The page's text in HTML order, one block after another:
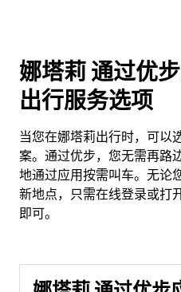
娜塔莉 通过优
出行服务选项
当您在娜塔莉出行时，可以
案。通过优步，您无需再路
地通过应用按需叫车。无论
新地点，只需在线登录或打
即可。